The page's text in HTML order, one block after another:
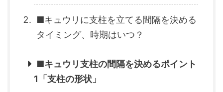
■キュウリに支柱を立てる間隔を決める
タイミング、時期はいつ？
■キュウリ支柱の間隔を決めるポイント
1「支柱の形状」